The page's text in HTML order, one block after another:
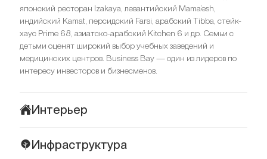
японский ресторан Izakaya, левантийский Mama’esh,
индийский Kamat, персидский Farsi, арабский Tibba, стейк-
хаус Prime 68, азиатско-арабский Kitchen 6 и др. Семьи с
детьми оценят широкий выбор учебных заведений и
медицинских центров. Business Bay — один из лидеров по
интересу инвесторов и бизнесменов.
Интерьер
изысканности и вкуса. Для отделки выбраны дорогие,
Инфраструктура